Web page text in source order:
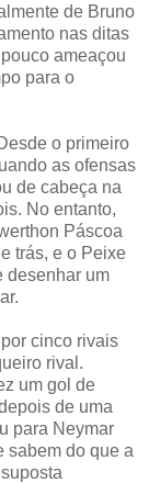
de Bruno
nas ditas
ameaçou
para o
o primeiro
as ofensas
de cabeça na
No entanto,
Páscoa
trás, e o Peixe
desenhar um
cinco rivais
rival.
um gol de
de uma
para Neymar
sabem do que a